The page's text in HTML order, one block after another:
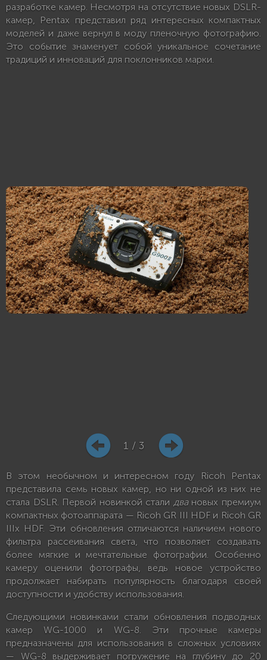
разработке камер. Несмотря на отсутствие новых DSLR-
камер, Pentax представил ряд интересных компактных
моделей и даже вернул в моду пленочную фотографию.
Это событие знаменует собой уникальное сочетание
традиций и инноваций для поклонников марки.
1 / 3
В этом необычном и интересном году Ricoh Pentax
представила семь новых камер, но ни одной из них не
стала DSLR. Первой новинкой стали двановых премиум
компактных фотоаппарата — Ricoh GR III HDF и Ricoh GR
IIIx HDF. Эти обновления отличаются наличием нового
фильтра рассеивания света, что позволяет создавать
более мягкие и мечтательные фотографии. Особенно
камеру оценили фотографы, ведь новое устройство
продолжает набирать популярность благодаря своей
доступности и удобству использования.
Следующими новинками стали обновления подводных
камер WG-1000 и WG-8. Эти прочные камеры
предназначены для использования в сложных условиях
— WG-8 выдерживает погружение на глубину до 20